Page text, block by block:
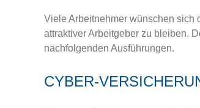
Viele Arbeitnehmer wünschen sich
attraktiver Arbeitgeber zu bleiben.
nachfolgenden Ausführungen.
CYBER-